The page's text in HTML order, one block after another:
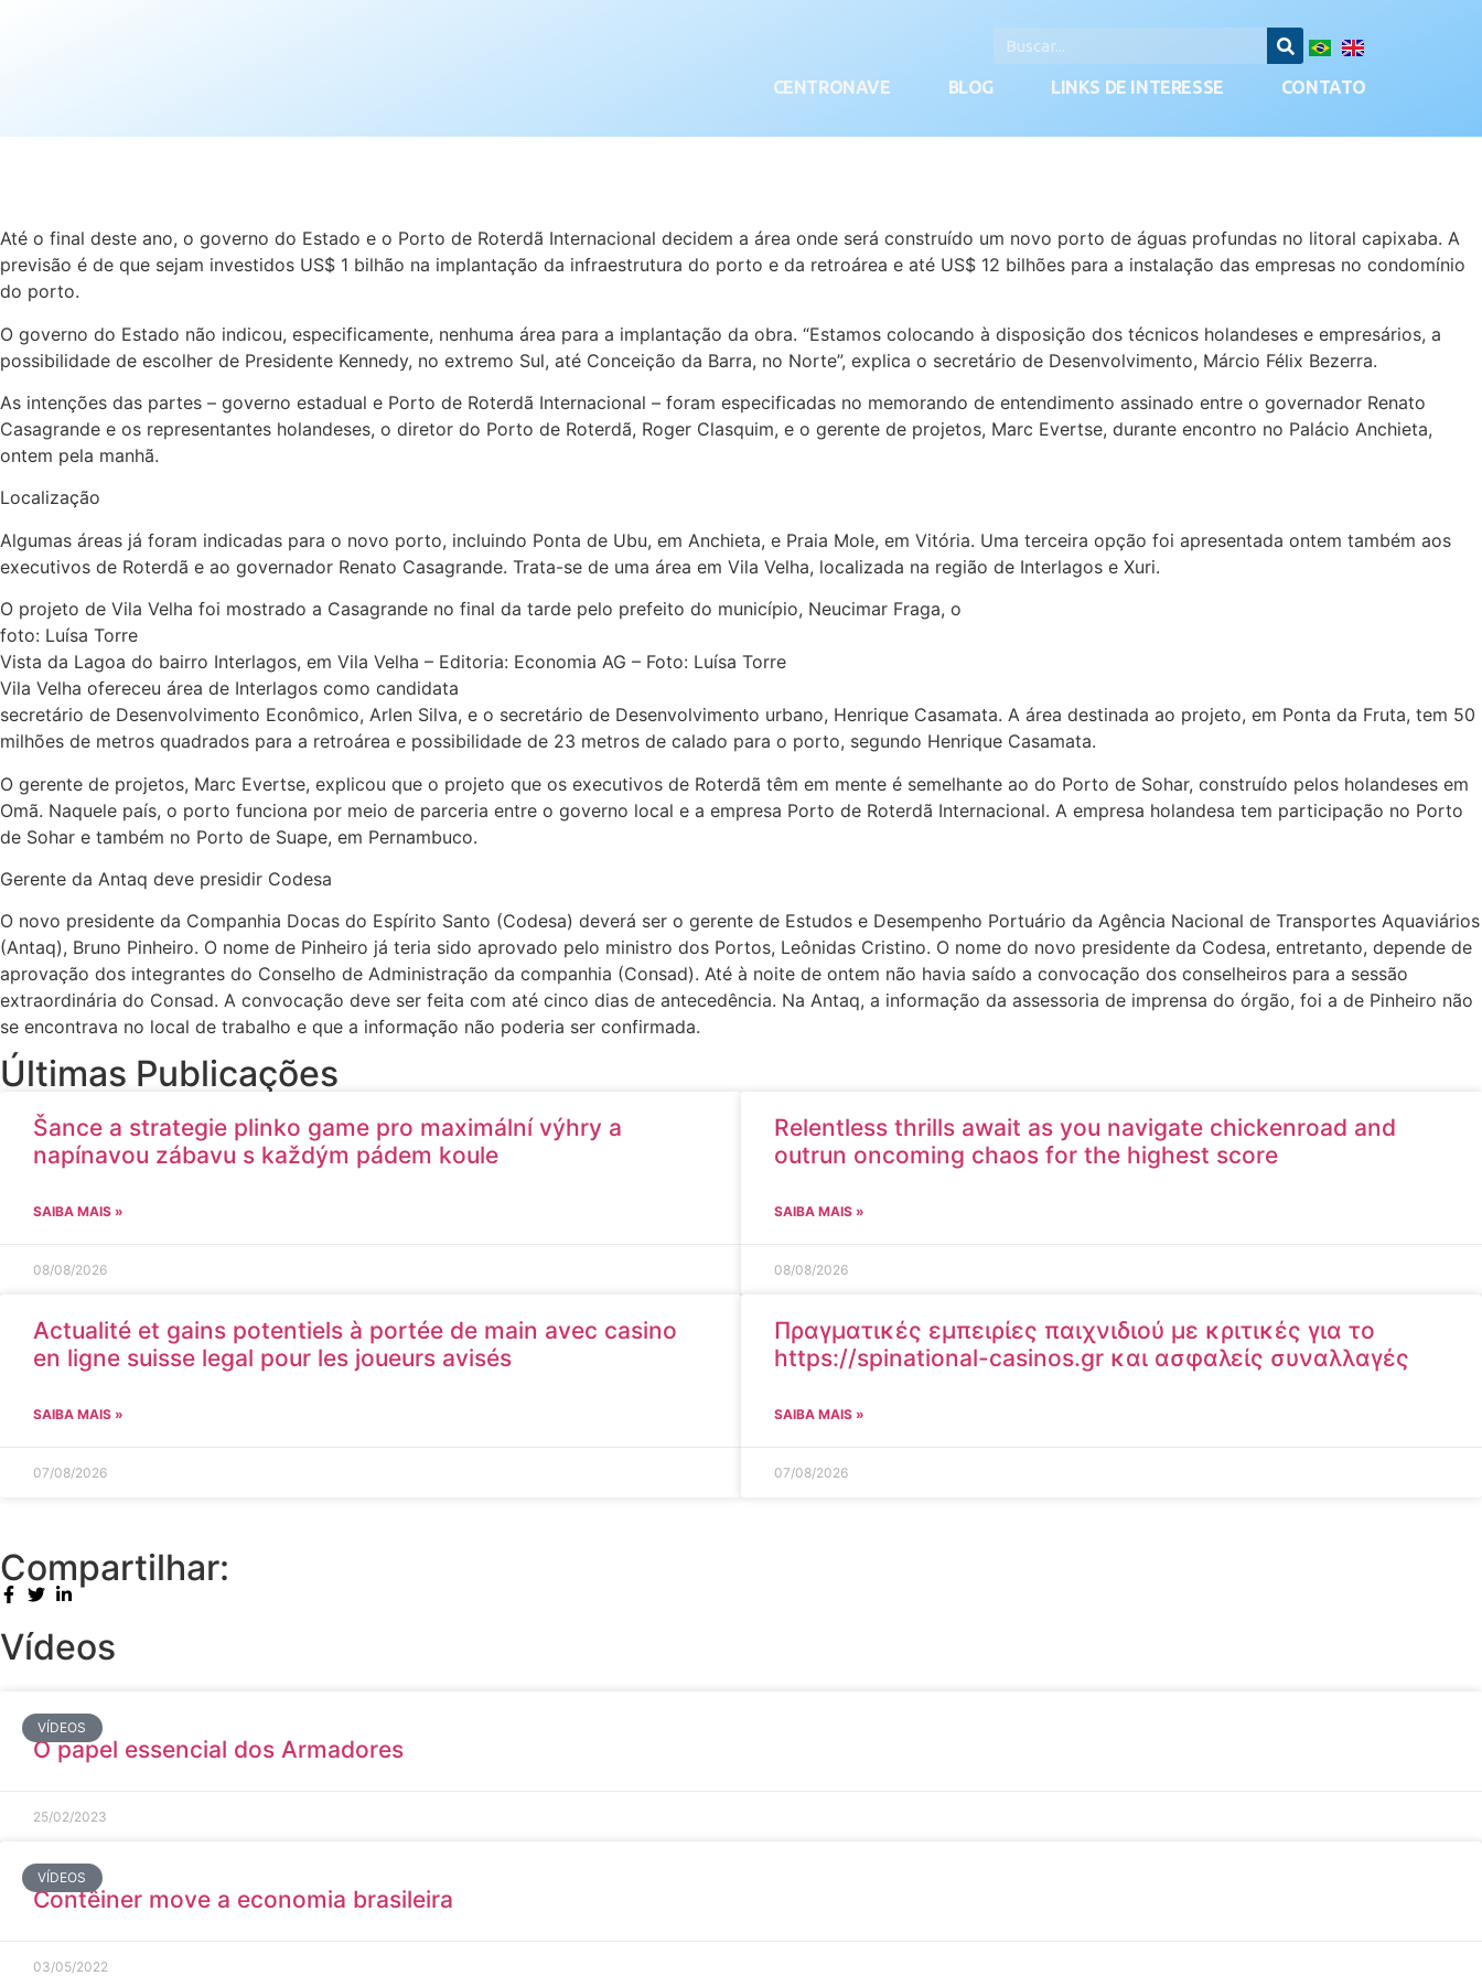
CENTRONAVE BLOG LINKS DE INTERESSE CONTATO
Até o final deste ano, o governo do Estado e o Porto de Roterdã Internacional decidem a área onde será construído um novo porto de águas profundas no litoral capixaba. A
previsão é de que sejam investidos US$ 1 bilhão na implantação da infraestrutura do porto e da retroárea e até US$ 12 bilhões para a instalação das empresas no condomínio
do porto.
O governo do Estado não indicou, especificamente, nenhuma área para a implantação da obra. “Estamos colocando à disposição dos técnicos holandeses e empresários, a
possibilidade de escolher de Presidente Kennedy, no extremo Sul, até Conceição da Barra, no Norte”, explica o secretário de Desenvolvimento, Márcio Félix Bezerra.
As intenções das partes – governo estadual e Porto de Roterdã Internacional – foram especificadas no memorando de entendimento assinado entre o governador Renato
Casagrande e os representantes holandeses, o diretor do Porto de Roterdã, Roger Clasquim, e o gerente de projetos, Marc Evertse, durante encontro no Palácio Anchieta,
ontem pela manhã.
Localização
Algumas áreas já foram indicadas para o novo porto, incluindo Ponta de Ubu, em Anchieta, e Praia Mole, em Vitória. Uma terceira opção foi apresentada ontem também aos
executivos de Roterdã e ao governador Renato Casagrande. Trata-se de uma área em Vila Velha, localizada na região de Interlagos e Xuri.
O projeto de Vila Velha foi mostrado a Casagrande no final da tarde pelo prefeito do município, Neucimar Fraga, o
foto: Luísa Torre
Vista da Lagoa do bairro Interlagos, em Vila Velha – Editoria: Economia AG – Foto: Luísa Torre
Vila Velha ofereceu área de Interlagos como candidata
secretário de Desenvolvimento Econômico, Arlen Silva, e o secretário de Desenvolvimento urbano, Henrique Casamata. A área destinada ao projeto, em Ponta da Fruta, tem 50
milhões de metros quadrados para a retroárea e possibilidade de 23 metros de calado para o porto, segundo Henrique Casamata.
O gerente de projetos, Marc Evertse, explicou que o projeto que os executivos de Roterdã têm em mente é semelhante ao do Porto de Sohar, construído pelos holandeses em
Omã. Naquele país, o porto funciona por meio de parceria entre o governo local e a empresa Porto de Roterdã Internacional. A empresa holandesa tem participação no Porto
de Sohar e também no Porto de Suape, em Pernambuco.
Gerente da Antaq deve presidir Codesa
O novo presidente da Companhia Docas do Espírito Santo (Codesa) deverá ser o gerente de Estudos e Desempenho Portuário da Agência Nacional de Transportes Aquaviários
(Antaq), Bruno Pinheiro. O nome de Pinheiro já teria sido aprovado pelo ministro dos Portos, Leônidas Cristino. O nome do novo presidente da Codesa, entretanto, depende de
aprovação dos integrantes do Conselho de Administração da companhia (Consad). Até à noite de ontem não havia saído a convocação dos conselheiros para a sessão
extraordinária do Consad. A convocação deve ser feita com até cinco dias de antecedência. Na Antaq, a informação da assessoria de imprensa do órgão, foi a de Pinheiro não
se encontrava no local de trabalho e que a informação não poderia ser confirmada.
Últimas Publicações
Šance a strategie plinko game pro maximální výhry a
napínavou zábavu s každým pádem koule
SAIBA MAIS »
08/08/2026
Relentless thrills await as you navigate chickenroad and
outrun oncoming chaos for the highest score
SAIBA MAIS »
08/08/2026
Actualité et gains potentiels à portée de main avec casino
en ligne suisse legal pour les joueurs avisés
SAIBA MAIS »
07/08/2026
Πραγματικές εμπειρίες παιχνιδιού με κριτικές για το
https://spinational-casinos.gr και ασφαλείς συναλλαγές
SAIBA MAIS »
07/08/2026
Compartilhar:
Vídeos
VÍDEOS
O papel essencial dos Armadores
25/02/2023
VÍDEOS
Contêiner move a economia brasileira
03/05/2022